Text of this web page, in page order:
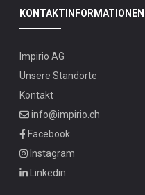
KONTAKTINFORMATIONEN
Impirio AG
Unsere Standorte
Kontakt
info@impirio.ch
Facebook
Instagram
Linkedin